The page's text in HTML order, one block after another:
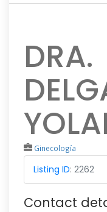
DRA.
Ginecología
Listing ID: 2262
Contact